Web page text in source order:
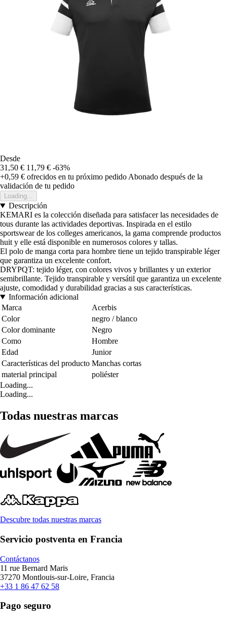
Desde
31,50 € 11,79 € -63%
+0,59 € ofrecidos en tu próximo pedido Abonado después de la
validación de tu pedido
Loading...
Descripción
KEMARI es la colección diseñada para satisfacer las necesidades de
tous durante las actividades deportivas. Inspirada en el estilo
sportswear de los colleges americanos, la gama comprende productos
huit y elle está disponible en numerosos colores y tallas.
El polo de manga corta para hombre tiene un tejido transpirable léger
que garantiza un excelente confort.
DRYPQT: tejido léger, con colores vivos y brillantes y un exterior
semibrillante. Tejido transpirable y versátil que garantiza un excelente
ajuste, comodidad y durabilidad gracias a sus características.
Información adicional
Marca
Acerbis
Color
negro / blanco
Color dominante
Negro
Como
Hombre
Edad
Junior
Características del producto Manchas cortas
material principal
poliéster
Loading...
Loading...
Todas nuestras marcas
Descubre todas nuestras marcas
Servicio postventa en Francia
Contáctanos
11 rue Bernard Maris
37270 Montlouis-sur-Loire, Francia
+33 1 86 47 62 58
Pago seguro